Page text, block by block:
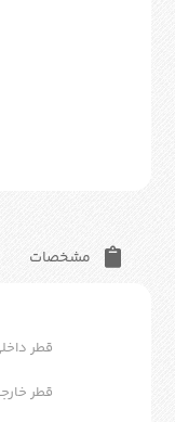
مشخصات
قطر
قطر